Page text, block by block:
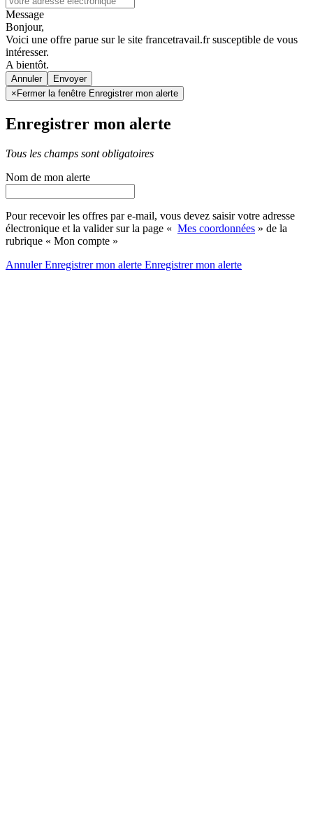
Message
Bonjour,
Voici une offre parue sur le site francetravail.fr susceptible de vous
intéresser.
A bientôt.
Annuler
× Fermer la fenêtre Enregistrer mon alerte
Enregistrer mon alerte
Tous les champs sont obligatoires
Nom de mon alerte
Pour recevoir les offres par e-mail, vous devez saisir votre adresse
électronique et la valider sur la page « Mes coordonnées » de la
rubrique « Mon compte »
AnnulerEnregistrer mon alerte Enregistrermon alerte